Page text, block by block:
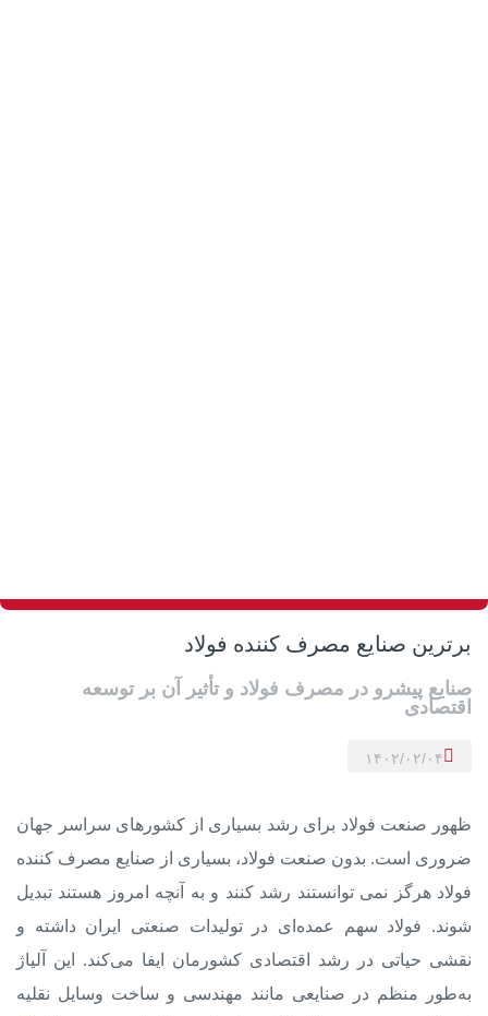
برترین صنایع مصرف کننده فولاد
صنایع پیشرو در مصرف فولاد و تأثیر آن بر توسعه
اقتصادی
۱۴۰۲/۰۲/۰۴
ظهور صنعت فولاد برای رشد بسیاری از کشورهای سراسر جهان
ضروری است. بدون صنعت فولاد، بسیاری از صنایع مصرف کننده
فولاد هرگز نمی توانستند رشد کنند و به آنچه امروز هستند تبدیل
شوند. فولاد سهم عمده‌ای در تولیدات صنعتی ایران داشته و
نقشی حیاتی در رشد اقتصادی کشورمان ایفا می‌کند. این آلیاژ
به‌طور منظم در صنایعی مانند مهندسی و ساخت وسایل نقلیه